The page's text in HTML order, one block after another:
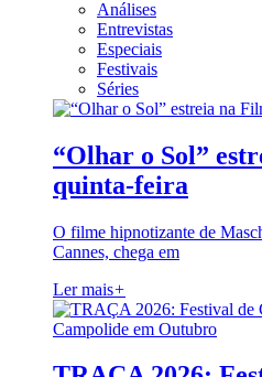
Análises
Entrevistas
Especiais
Festivais
Séries
“Olhar o Sol”
quinta-feira
O filme hipnotizante de
Cannes, chega em
Ler mais+